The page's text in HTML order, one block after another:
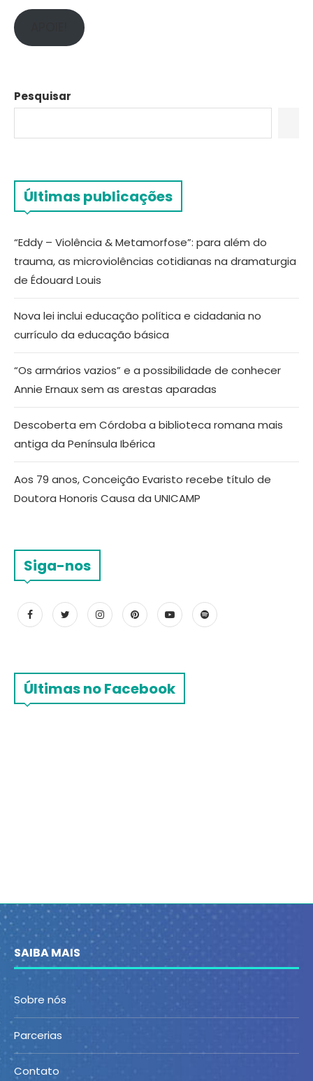
Pesquisar
Últimas publicações
“Eddy – Violência & Metamorfose”: para além do
trauma, as microviolências cotidianas na dramaturgia
de Édouard Louis
Nova lei inclui educação política e cidadania no
currículo da educação básica
“Os armários vazios” e a possibilidade de conhecer
Annie Ernaux sem as arestas aparadas
Descoberta em Córdoba a biblioteca romana mais
antiga da Península Ibérica
Aos 79 anos, Conceição Evaristo recebe título de
Doutora Honoris Causa da UNICAMP
Siga-nos
Últimas no Facebook
SAIBA MAIS
Sobre nós
Parcerias
Contato